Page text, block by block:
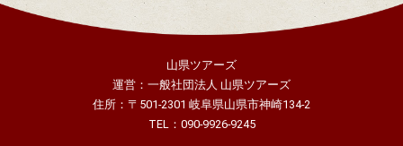
山県ツアーズ
運営：一般社団法人 山県ツアーズ
住所：〒501-2301 岐阜県山県市神崎134-2
TEL：090-9926-9245